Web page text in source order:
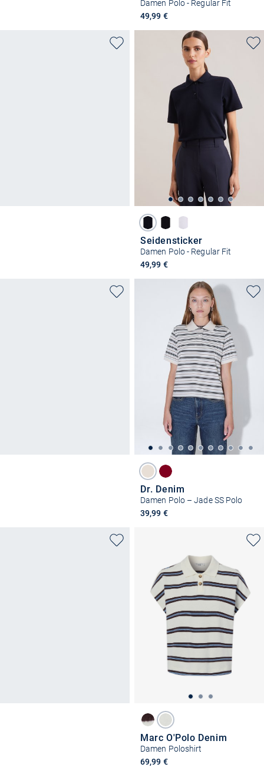
Damen Polo - Regular Fit
49,99 €
Seidensticker
Damen Polo - Regular Fit
49,99 €
Dr. Denim
Damen Polo – Jade SS Polo
39,99 €
Marc O'Polo Denim
Damen Poloshirt
69,99 €